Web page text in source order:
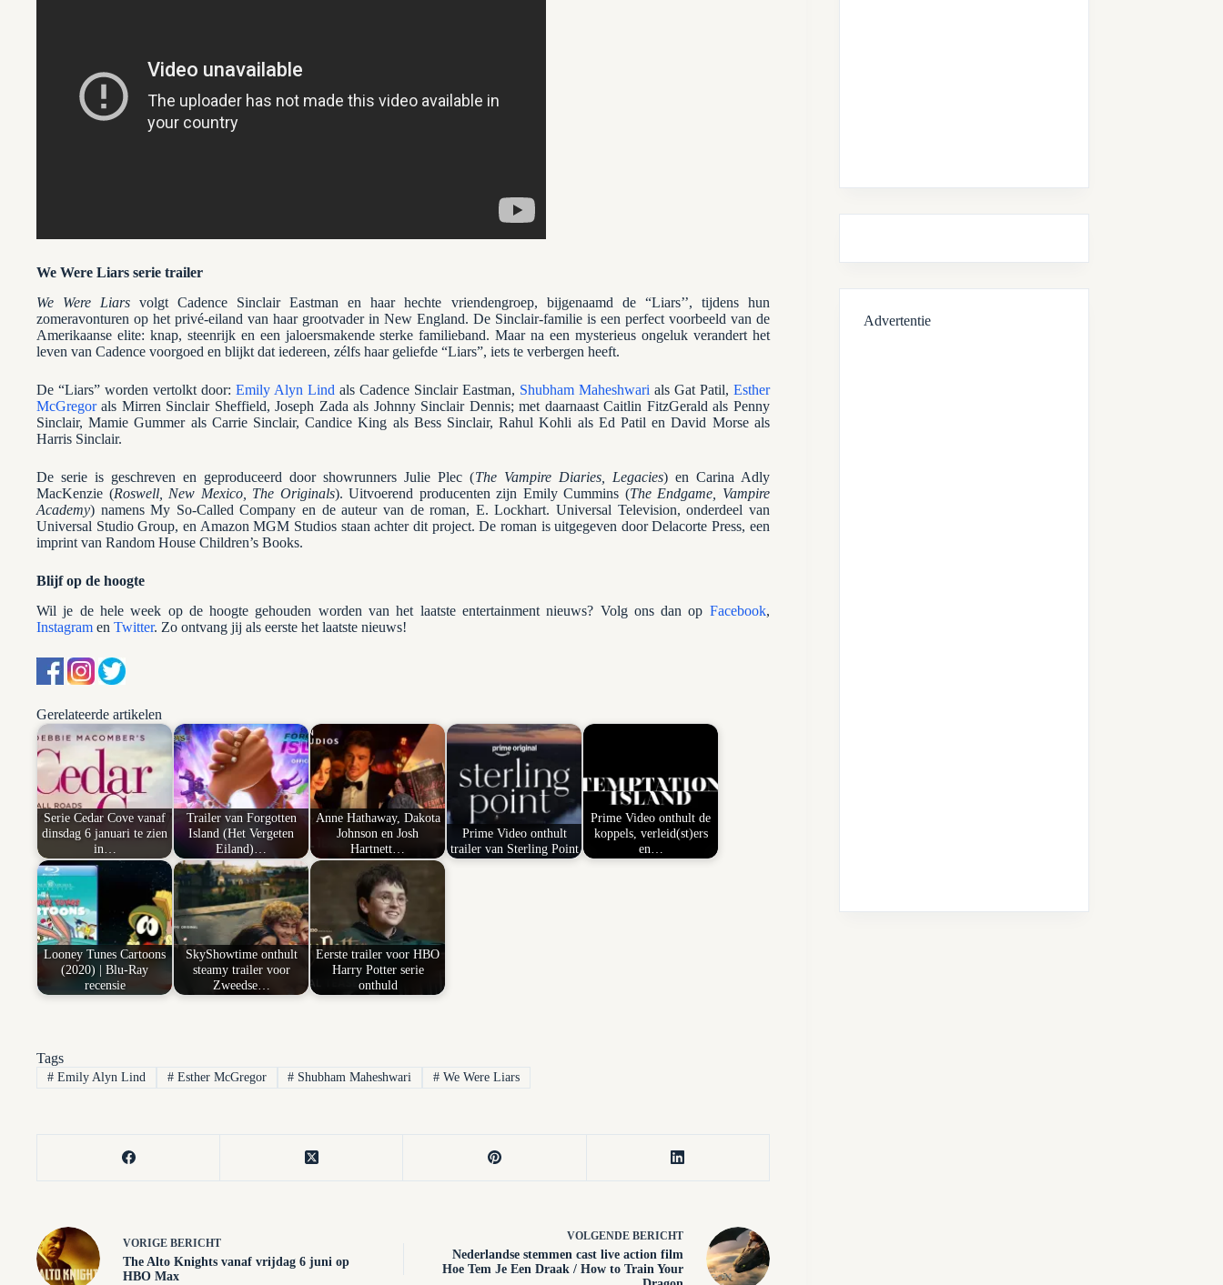
We Were Liars serie trailer
We Were Liars volgt Cadence Sinclair Eastman en haar hechte vriendengroep, bijgenaamd de “Liars’’, tijdens hun
zomeravonturen op het privé-eiland van haar grootvader in New England. De Sinclair-familie is een perfect voorbeeld van de
Amerikaanse elite: knap, steenrijk en een jaloersmakende sterke familieband. Maar na een mysterieus ongeluk verandert het
leven van Cadence voorgoed en blijkt dat iedereen, zélfs haar geliefde “Liars”, iets te verbergen heeft.
De “Liars” worden vertolkt door: Emily Alyn Lind als Cadence Sinclair Eastman, Shubham Maheshwari als Gat Patil, Esther
McGregorals Mirren Sinclair Sheffield, Joseph Zada als Johnny Sinclair Dennis; met daarnaast Caitlin FitzGerald als Penny
Sinclair, Mamie Gummer als Carrie Sinclair, Candice King als Bess Sinclair, Rahul Kohli als Ed Patil en David Morse als
Harris Sinclair.
De serie is geschreven en geproduceerd door showrunners Julie Plec (The Vampire Diaries, Legacies) en Carina Adly
MacKenzie (Roswell, New Mexico, The Originals). Uitvoerend producenten zijn Emily Cummins (The Endgame, Vampire
Academy) namens My So-Called Company en de auteur van de roman, E. Lockhart. Universal Television, onderdeel van
Universal Studio Group, en Amazon MGM Studios staan achter dit project. De roman is uitgegeven door Delacorte Press, een
imprint van Random House Children’s Books.
Blijf op de hoogte
Wil je de hele week op de hoogte gehouden worden van het laatste entertainment nieuws? Volg ons dan op Facebook,
Instagram en Twitter. Zo ontvang jij als eerste het laatste nieuws!
Gerelateerde artikelen
Serie Cedar Cove vanaf
dinsdag 6 januari te zien
in…
Trailer van Forgotten
Island (Het Vergeten
Eiland)…
Anne Hathaway, Dakota
Johnson en Josh
Hartnett…
Prime Video onthult
trailer van Sterling Point
Prime Video onthult de
koppels, verleid(st)ers
en…
Looney Tunes Cartoons
(2020) | Blu-Ray
recensie
SkyShowtime onthult
steamy trailer voor
Zweedse…
Eerste trailer voor HBO
Harry Potter serie
onthuld
Tags
#Emily Alyn Lind #Esther McGregor # Shubham Maheshwari # We Were Liars
VORIGE BERICHT
The Alto Knights vanaf vrijdag 6 juni op
HBO Max
VOLGENDE BERICHT
Nederlandse stemmen cast live action film
Hoe Tem Je Een Draak / How to Train Your
Advertentie